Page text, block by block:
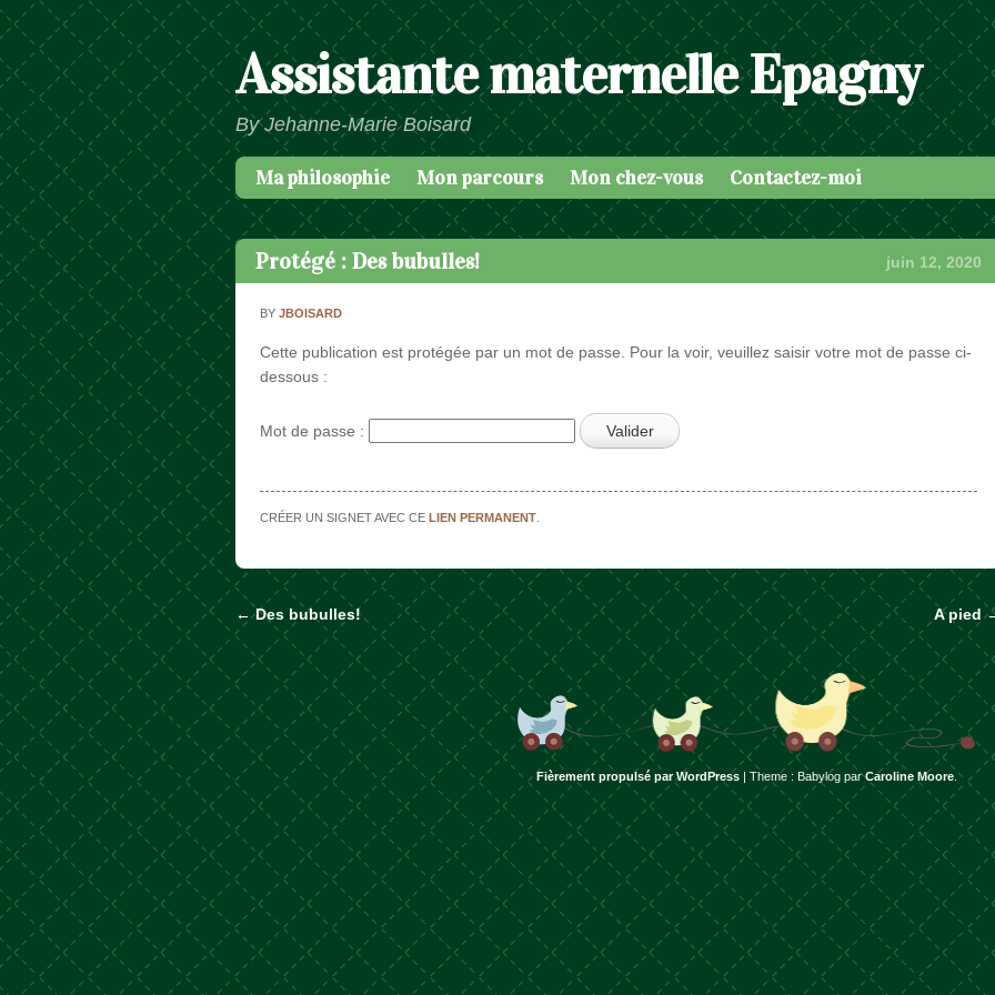
Assistante maternelle Epagny
By Jehanne-Marie Boisard
Menu
Passer au contenu
Ma philosophie Mon parcours Mon chez-vous Contactez-moi
Protégé : Des bubulles! juin 12, 2020
BYJBOISARD
Cette publication est protégée par un mot de passe. Pour la voir, veuillez saisir votre mot de passe ci-
dessous :
Mot de passe :
CRÉER UN SIGNET AVEC CELIEN PERMANENT
Naviguer dans les articles
←Des bubulles! A pied
Fièrement propulsé par WordPress Theme : Babylog parCaroline Moore.